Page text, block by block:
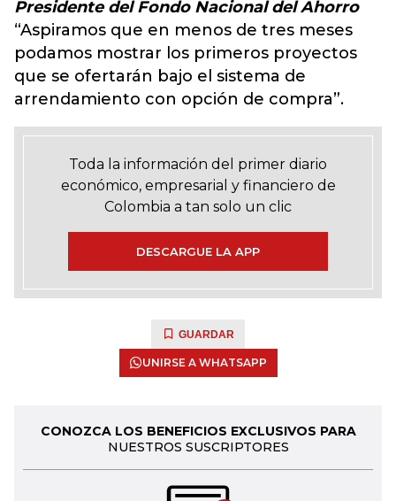
Presidente del Fondo Nacional del Ahorro
“Aspiramos que en menos de tres meses
podamos mostrar los primeros proyectos
que se ofertarán bajo el sistema de
arrendamiento con opción de compra”.
Toda la información del primer diario
económico, empresarial y financiero de
Colombia a tan solo un clic
DESCARGUE LA APP
GUARDAR
UNIRSE A WHATSAPP
CONOZCA LOS BENEFICIOS EXCLUSIVOS PARA
NUESTROS SUSCRIPTORES